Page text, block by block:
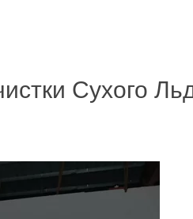
Сухого